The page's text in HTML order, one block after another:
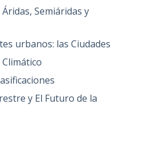
Semiáridas y
urbanos: las Ciudades
y El Futuro de la